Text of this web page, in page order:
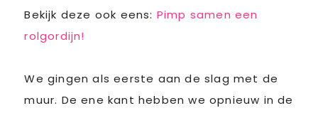
Bekijk deze ook eens: Pimp samen een
rolgordijn!
We gingen als eerste aan de slag met de
muur. De ene kant hebben we opnieuw in de